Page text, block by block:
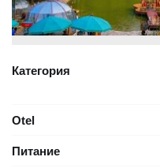
Категория
Otel
Питание